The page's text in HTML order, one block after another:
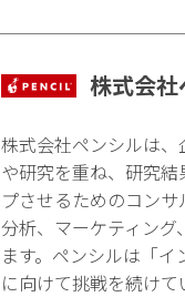
株式会社
株式会社ペンシルは
や研究を重ね、研究
プさせるためのコン
分析、マーケティン
ます。ペンシルは「
に向けて挑戦を続けて